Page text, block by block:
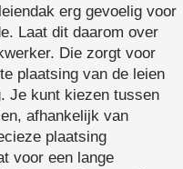
leiendak erg gevoelig voor
Laat dit daarom over
Die zorgt voor
plaatsing van de leien
Je kunt kiezen tussen
afhankelijk van
plaatsing
voor een lange